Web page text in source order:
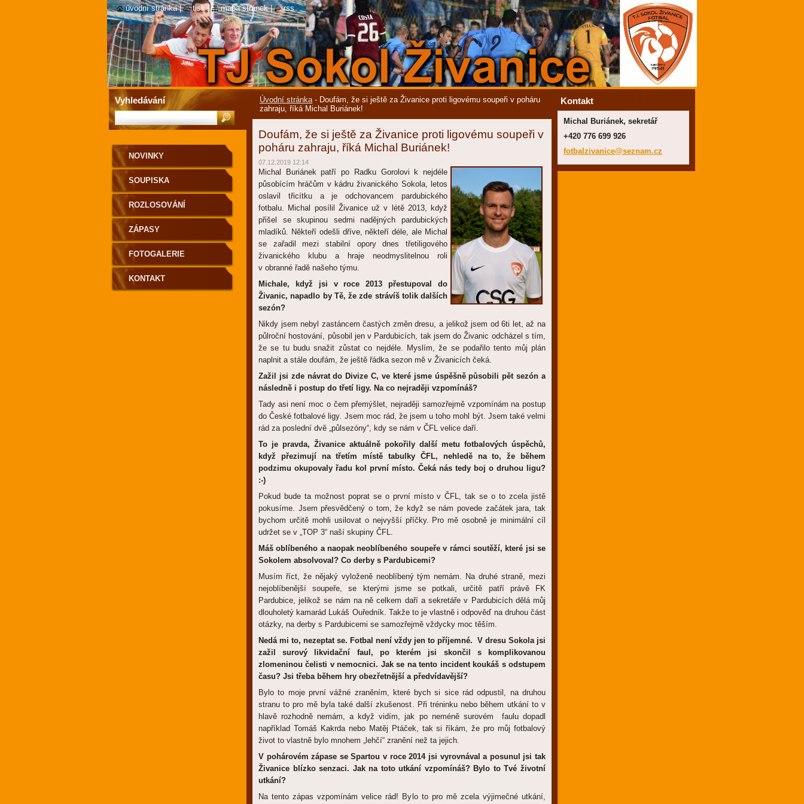
Úvodní stránka - Doufám, že si ještě za Živanice proti ligovému soupeři v poháru
zahraju, říká Michal Buriánek!
Doufám, že si ještě za Živanice proti ligovému soupeři v
poháru zahraju, říká Michal Buriánek!
07.12.2019 12:14
Michal Buriánek patří po Radku Gorolovi k nejdéle
působícím hráčům v kádru živanického Sokola, letos
oslavil třicítku a je odchovancem pardubického
fotbalu. Michal posílil Živanice už v létě 2013, když
přišel se skupinou sedmi nadějných pardubických
mladíků. Někteří odešli dříve, někteří déle, ale Michal
se zařadil mezi stabilní opory dnes třetiligového
živanického klubu a hraje neodmyslitelnou roli
v obranné řadě našeho týmu.
Michale, když jsi v roce 2013 přestupoval do
Živanic, napadlo by Tě, že zde strávíš tolik dalších
sezón?
Nikdy jsem nebyl zastáncem častých změn dresu, a jelikož jsem od 6ti let, až na
půlroční hostování, působil jen v Pardubicích, tak jsem do Živanic odcházel s tím,
že se tu budu snažit zůstat co nejdéle. Myslím, že se podařilo tento můj plán
naplnit a stále doufám, že ještě řádka sezon mě v Živanicích čeká.
Zažil jsi zde návrat do Divize C, ve které jsme úspěšně působili pět sezón a
následně i postup do třetí ligy. Na co nejraději vzpomínáš?
Tady asi není moc o čem přemýšlet, nejraději samozřejmě vzpomínám na postup
do České fotbalové ligy. Jsem moc rád, že jsem u toho mohl být. Jsem také velmi
rád za poslední dvě „půlsezóny“, kdy se nám v ČFL velice daří.
To je pravda, Živanice aktuálně pokořily další metu fotbalových úspěchů,
když přezimují na třetím místě tabulky ČFL, nehledě na to, že během
podzimu okupovaly řadu kol první místo. Čeká nás tedy boj o druhou ligu?
:-)
Pokud bude ta možnost poprat se o první místo v ČFL, tak se o to zcela jistě
pokusíme. Jsem přesvědčený o tom, že když se nám povede začátek jara, tak
bychom určitě mohli usilovat o nejvyšší příčky. Pro mě osobně je minimální cíl
udržet se v „TOP 3“ naší skupiny ČFL.
Máš oblíbeného a naopak neoblíbeného soupeře v rámci soutěží, které jsi se
Sokolem absolvoval? Co derby s Pardubicemi?
Musím říct, že nějaký vyloženě neoblíbený tým nemám. Na druhé straně, mezi
nejoblíbenější soupeře, se kterými jsme se potkali, určitě patří právě FK
Pardubice, jelikož se nám na ně celkem daří a sekretáře v Pardubicích dělá můj
dlouholetý kamarád Lukáš Ouředník. Takže to je vlastně i odpověď na druhou část
otázky, na derby s Pardubicemi se samozřejmě vždycky moc těším.
Nedá mi to, nezeptat se. Fotbal není vždy jen to příjemné. V dresu Sokola jsi
zažil surový likvidační faul, po kterém jsi skončil s komplikovanou
zlomeninou čelisti v nemocnici. Jak se na tento incident koukáš s odstupem
času? Jsi třeba během hry obezřetnější a předvídavější?
Bylo to moje první vážné zraněním, které bych si sice rád odpustil, na druhou
stranu to pro mě byla také další zkušenost. Při tréninku nebo během utkání to v
hlavě rozhodně nemám, a když vidím, jak po neméně surovém faulu dopadl
například Tomáš Kakrda nebo Matěj Ptáček, tak si říkám, že pro můj fotbalový
život to vlastně bylo mnohem „lehčí“ zranění než ta jejich.
V pohárovém zápase se Spartou v roce 2014 jsi vyrovnával a posunul jsi tak
Živanice blízko senzaci. Jak na toto utkání vzpomínáš? Bylo to Tvé životní
utkání?
Na tento zápas vzpomínám velice rád! Bylo to pro mě zcela výjimečné utkání,
NOVINKY
SOUPISKA
ROZLOSOVÁNÍ
ZÁPASY
FOTOGALERIE
KONTAKT
Kontakt
Michal Buriánek, sekretář
+420 776 699 926
fotbalzivanice@seznam.cz
Vyhledávání
úvodní stránka | tisk | mapa stránek | rss